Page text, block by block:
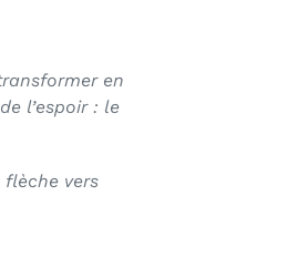
en
l’espoir : le
vers